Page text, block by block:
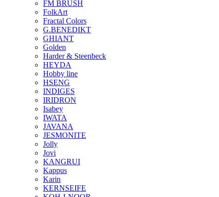
FM BRUSH
FolkArt
Fractal Colors
G.BENEDIKT
GHIANT
Golden
Harder & Steenbeck
HEYDA
Hobby line
HSENG
INDIGES
IRIDRON
Isabey
IWATA
JAVANA
JESMONITE
Jolly
Jovi
KANGRUI
Kappus
Karin
KERNSEIFE